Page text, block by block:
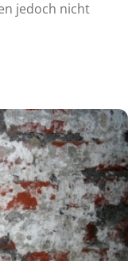
jedoch nicht